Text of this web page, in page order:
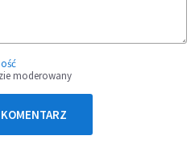
moderowany